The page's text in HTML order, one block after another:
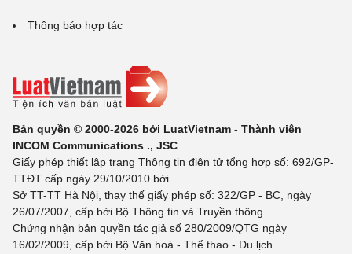
Thông báo hợp tác
Bản quyền © 2000-2026 bởi LuatVietnam - Thành viên
INCOM Communications ., JSC
Giấy phép thiết lập trang Thông tin điện tử tổng hợp số: 692/GP-
TTĐT cấp ngày 29/10/2010 bởi
Sở TT-TT Hà Nội, thay thế giấy phép số: 322/GP - BC, ngày
26/07/2007, cấp bởi Bộ Thông tin và Truyền thông
Chứng nhận bản quyền tác giả số 280/2009/QTG ngày
16/02/2009, cấp bởi Bộ Văn hoá - Thể thao - Du lịch